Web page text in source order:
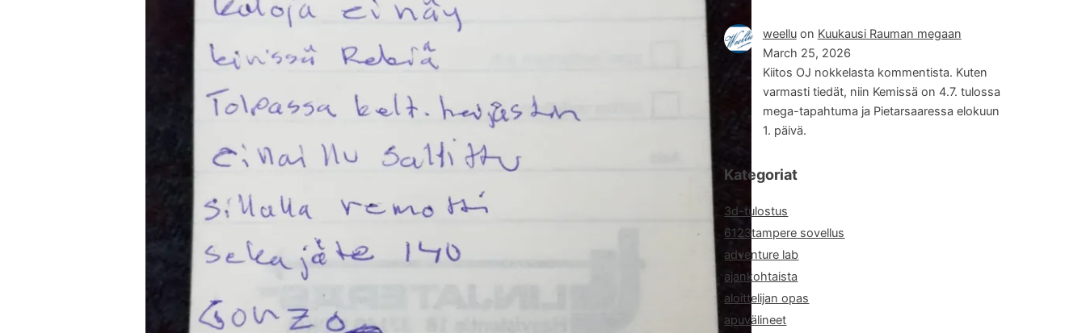
weelluon Kuukausi Rauman megaan
March 25, 2026
Kiitos OJ nokkelasta kommentista. Kuten
varmasti tiedät, niin Kemissä on 4.7. tulossa
mega-tapahtuma ja Pietarsaaressa elokuun
1. päivä.
Kategoriat
3d-tulostus
6123tampere sovellus
adventure lab
ajankohtaista
aloittelijan opas
apuvälineet